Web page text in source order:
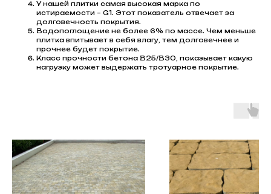
У нашей плитки самая высокая марка по
истираемости – G1. Этот показатель отвечает за
долговечность покрытия.
Водопоглощение не более 6% по массе. Чем меньше
плитка впитывает в себя влагу, тем долговечнее и
прочнее будет покрытие.
Класс прочности бетона В25/В30, показывает какую
нагрузку может выдержать тротуарное покрытие.